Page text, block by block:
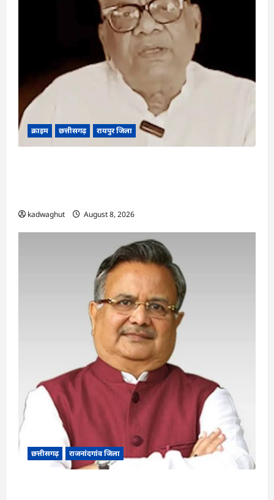
क्राइम छत्तीसगढ़ रायपुर जिला
kadwaghut August 8, 2026
छत्तीसगढ़ राजनांदगांव जिला